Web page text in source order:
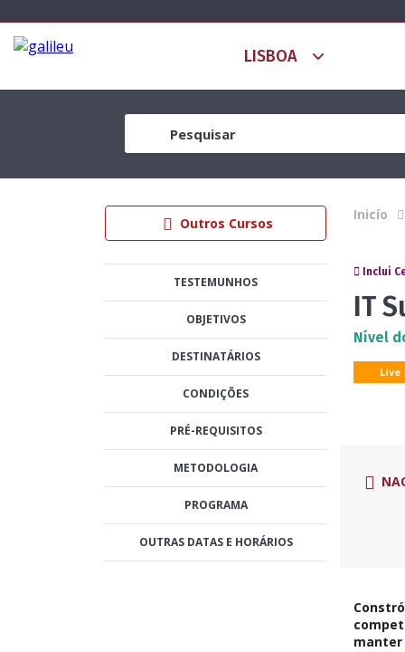
Outros Cursos
TESTEMUNHOS
OBJETIVOS
DESTINATÁRIOS
CONDIÇÕES
PRÉ-REQUISITOS
METODOLOGIA
PROGRAMA
OUTRAS DATAS E HORÁRIOS
Inicío
Inclui
IT
Nível
manter